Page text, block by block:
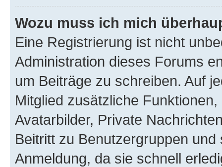
Wozu muss ich mich
Eine Registrierung ist nicht
Administration dieses Forums
um Beiträge zu schreiben. Auf
Mitglied zusätzliche
Avatarbilder, Private
Beitritt zu Benutzergruppen
Anmeldung, da sie schnell